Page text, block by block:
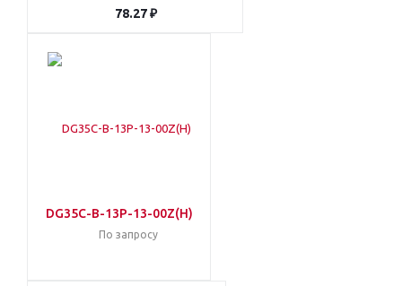
78.27 ₽
DG35C-B-13P-13-00Z(H)
По запросу